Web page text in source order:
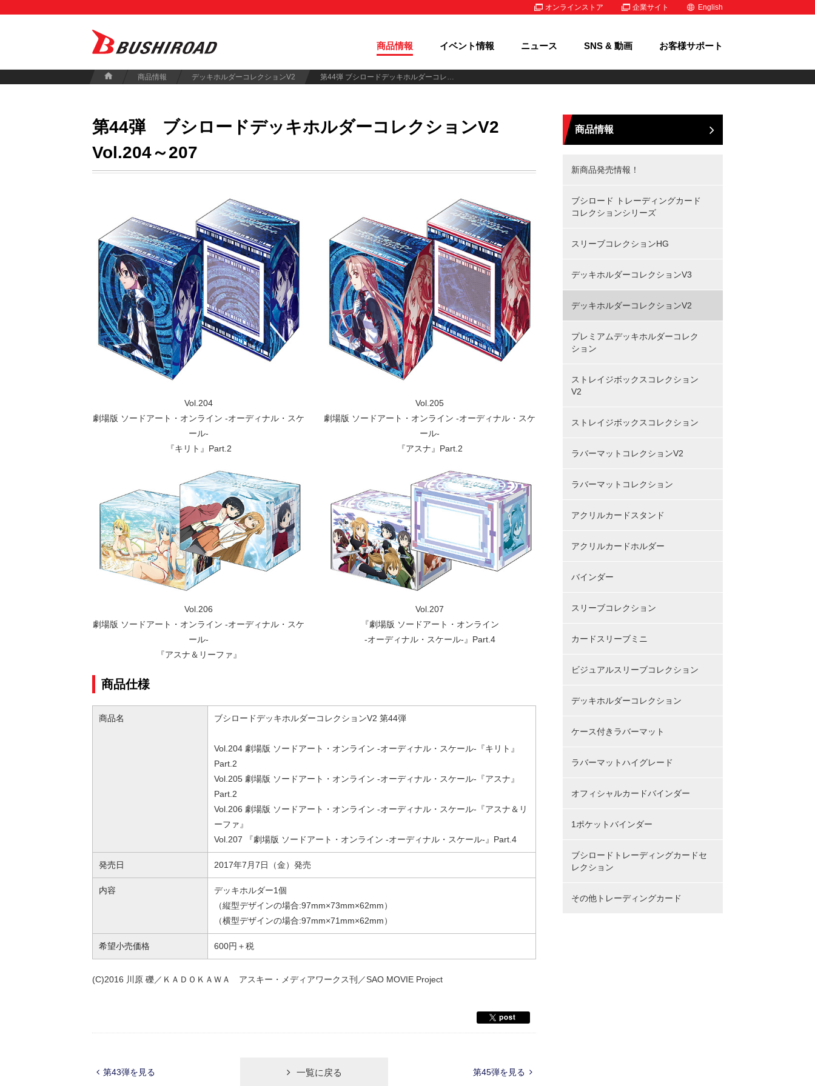
オンラインストア 企業サイト English
商品情報 イベント情報 ニュース SNS & 動画 お客様サポート
商品情報 デッキホルダーコレクションV2 第44弾 ブシロードデッキホルダーコレクションV2 Vol.204～207
第44弾
ブシロードデッキホルダーコレクションV2
Vol.204～207
Vol.204
劇場版 ソードアート・オンライン -オーディナル・スケ
ール-
『キリト』Part.2
Vol.205
劇場版 ソードアート・オンライン -オーディナル・スケ
ール-
『アスナ』Part.2
Vol.206
劇場版 ソードアート・オンライン -オーディナル・スケ
ール-
『アスナ＆リーファ』
Vol.207
『劇場版 ソードアート・オンライン
-オーディナル・スケール-』Part.4
商品仕様
商品名 ブシロードデッキホルダーコレクションV2 第44弾
Vol.204 劇場版 ソードアート・オンライン -オーディナル・スケール-『キリト』
Part.2
Vol.205 劇場版 ソードアート・オンライン -オーディナル・スケール-『アスナ』
Part.2
Vol.206 劇場版 ソードアート・オンライン -オーディナル・スケール-『アスナ＆リ
ーファ』
Vol.207 『劇場版 ソードアート・オンライン -オーディナル・スケール-』Part.4
発売日 2017年7月7日（金）発売
内容
デッキホルダー1個
（縦型デザインの場合:97mm×73mm×62mm）
（横型デザインの場合:97mm×71mm×62mm）
希望小売価格 600円＋税
(C)2016 川原 礫／ＫＡＤＯＫＡＷＡ アスキー・メディアワークス刊／SAO MOVIE Project
第43弾を見る 一覧に戻る 第45弾を見る
商品情報
新商品発売情報！
ブシロード トレーディングカード
コレクションシリーズ
スリーブコレクションHG
デッキホルダーコレクションV3
デッキホルダーコレクションV2
プレミアムデッキホルダーコレク
ション
ストレイジボックスコレクション
V2
ストレイジボックスコレクション
ラバーマットコレクションV2
ラバーマットコレクション
アクリルカードスタンド
アクリルカードホルダー
バインダー
スリーブコレクション
カードスリーブミニ
ビジュアルスリーブコレクション
デッキホルダーコレクション
ケース付きラバーマット
ラバーマットハイグレード
オフィシャルカードバインダー
1ポケットバインダー
ブシロードトレーディングカードセ
レクション
その他トレーディングカード